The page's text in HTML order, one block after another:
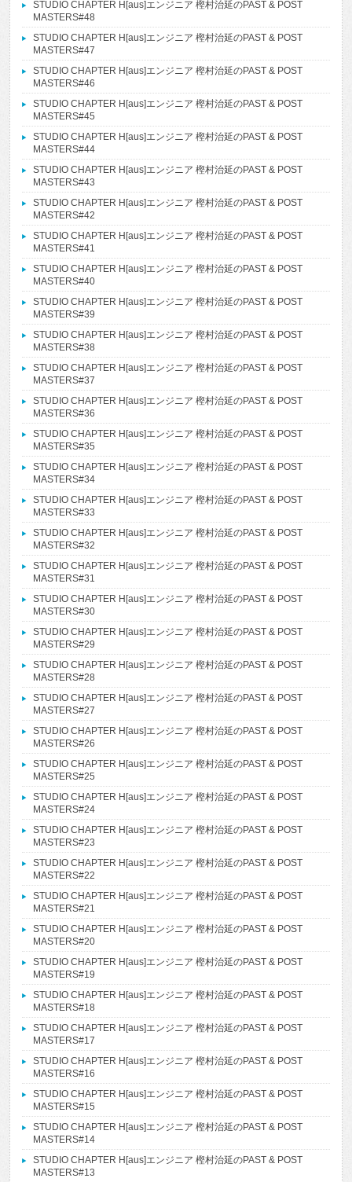
STUDIO CHAPTER H[aus]エンジニア 樫村治延のPAST & POST
MASTERS#48
STUDIO CHAPTER H[aus]エンジニア 樫村治延のPAST & POST
MASTERS#47
STUDIO CHAPTER H[aus]エンジニア 樫村治延のPAST & POST
MASTERS#46
STUDIO CHAPTER H[aus]エンジニア 樫村治延のPAST & POST
MASTERS#45
STUDIO CHAPTER H[aus]エンジニア 樫村治延のPAST & POST
MASTERS#44
STUDIO CHAPTER H[aus]エンジニア 樫村治延のPAST & POST
MASTERS#43
STUDIO CHAPTER H[aus]エンジニア 樫村治延のPAST & POST
MASTERS#42
STUDIO CHAPTER H[aus]エンジニア 樫村治延のPAST & POST
MASTERS#41
STUDIO CHAPTER H[aus]エンジニア 樫村治延のPAST & POST
MASTERS#40
STUDIO CHAPTER H[aus]エンジニア 樫村治延のPAST & POST
MASTERS#39
STUDIO CHAPTER H[aus]エンジニア 樫村治延のPAST & POST
MASTERS#38
STUDIO CHAPTER H[aus]エンジニア 樫村治延のPAST & POST
MASTERS#37
STUDIO CHAPTER H[aus]エンジニア 樫村治延のPAST & POST
MASTERS#36
STUDIO CHAPTER H[aus]エンジニア 樫村治延のPAST & POST
MASTERS#35
STUDIO CHAPTER H[aus]エンジニア 樫村治延のPAST & POST
MASTERS#34
STUDIO CHAPTER H[aus]エンジニア 樫村治延のPAST & POST
MASTERS#33
STUDIO CHAPTER H[aus]エンジニア 樫村治延のPAST & POST
MASTERS#32
STUDIO CHAPTER H[aus]エンジニア 樫村治延のPAST & POST
MASTERS#31
STUDIO CHAPTER H[aus]エンジニア 樫村治延のPAST & POST
MASTERS#30
STUDIO CHAPTER H[aus]エンジニア 樫村治延のPAST & POST
MASTERS#29
STUDIO CHAPTER H[aus]エンジニア 樫村治延のPAST & POST
MASTERS#28
STUDIO CHAPTER H[aus]エンジニア 樫村治延のPAST & POST
MASTERS#27
STUDIO CHAPTER H[aus]エンジニア 樫村治延のPAST & POST
MASTERS#26
STUDIO CHAPTER H[aus]エンジニア 樫村治延のPAST & POST
MASTERS#25
STUDIO CHAPTER H[aus]エンジニア 樫村治延のPAST & POST
MASTERS#24
STUDIO CHAPTER H[aus]エンジニア 樫村治延のPAST & POST
MASTERS#23
STUDIO CHAPTER H[aus]エンジニア 樫村治延のPAST & POST
MASTERS#22
STUDIO CHAPTER H[aus]エンジニア 樫村治延のPAST & POST
MASTERS#21
STUDIO CHAPTER H[aus]エンジニア 樫村治延のPAST & POST
MASTERS#20
STUDIO CHAPTER H[aus]エンジニア 樫村治延のPAST & POST
MASTERS#19
STUDIO CHAPTER H[aus]エンジニア 樫村治延のPAST & POST
MASTERS#18
STUDIO CHAPTER H[aus]エンジニア 樫村治延のPAST & POST
MASTERS#17
STUDIO CHAPTER H[aus]エンジニア 樫村治延のPAST & POST
MASTERS#16
STUDIO CHAPTER H[aus]エンジニア 樫村治延のPAST & POST
MASTERS#15
STUDIO CHAPTER H[aus]エンジニア 樫村治延のPAST & POST
MASTERS#14
STUDIO CHAPTER H[aus]エンジニア 樫村治延のPAST & POST
MASTERS#13